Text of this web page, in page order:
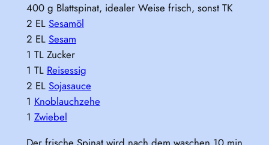
400 g Blattspinat, idealer Weise frisch, sonst TK
2 EL Sesamöl
2 EL Sesam
1 TL Zucker
1 TL Reisessig
2 EL Sojasauce
1 Knoblauchzehe
1 Zwiebel